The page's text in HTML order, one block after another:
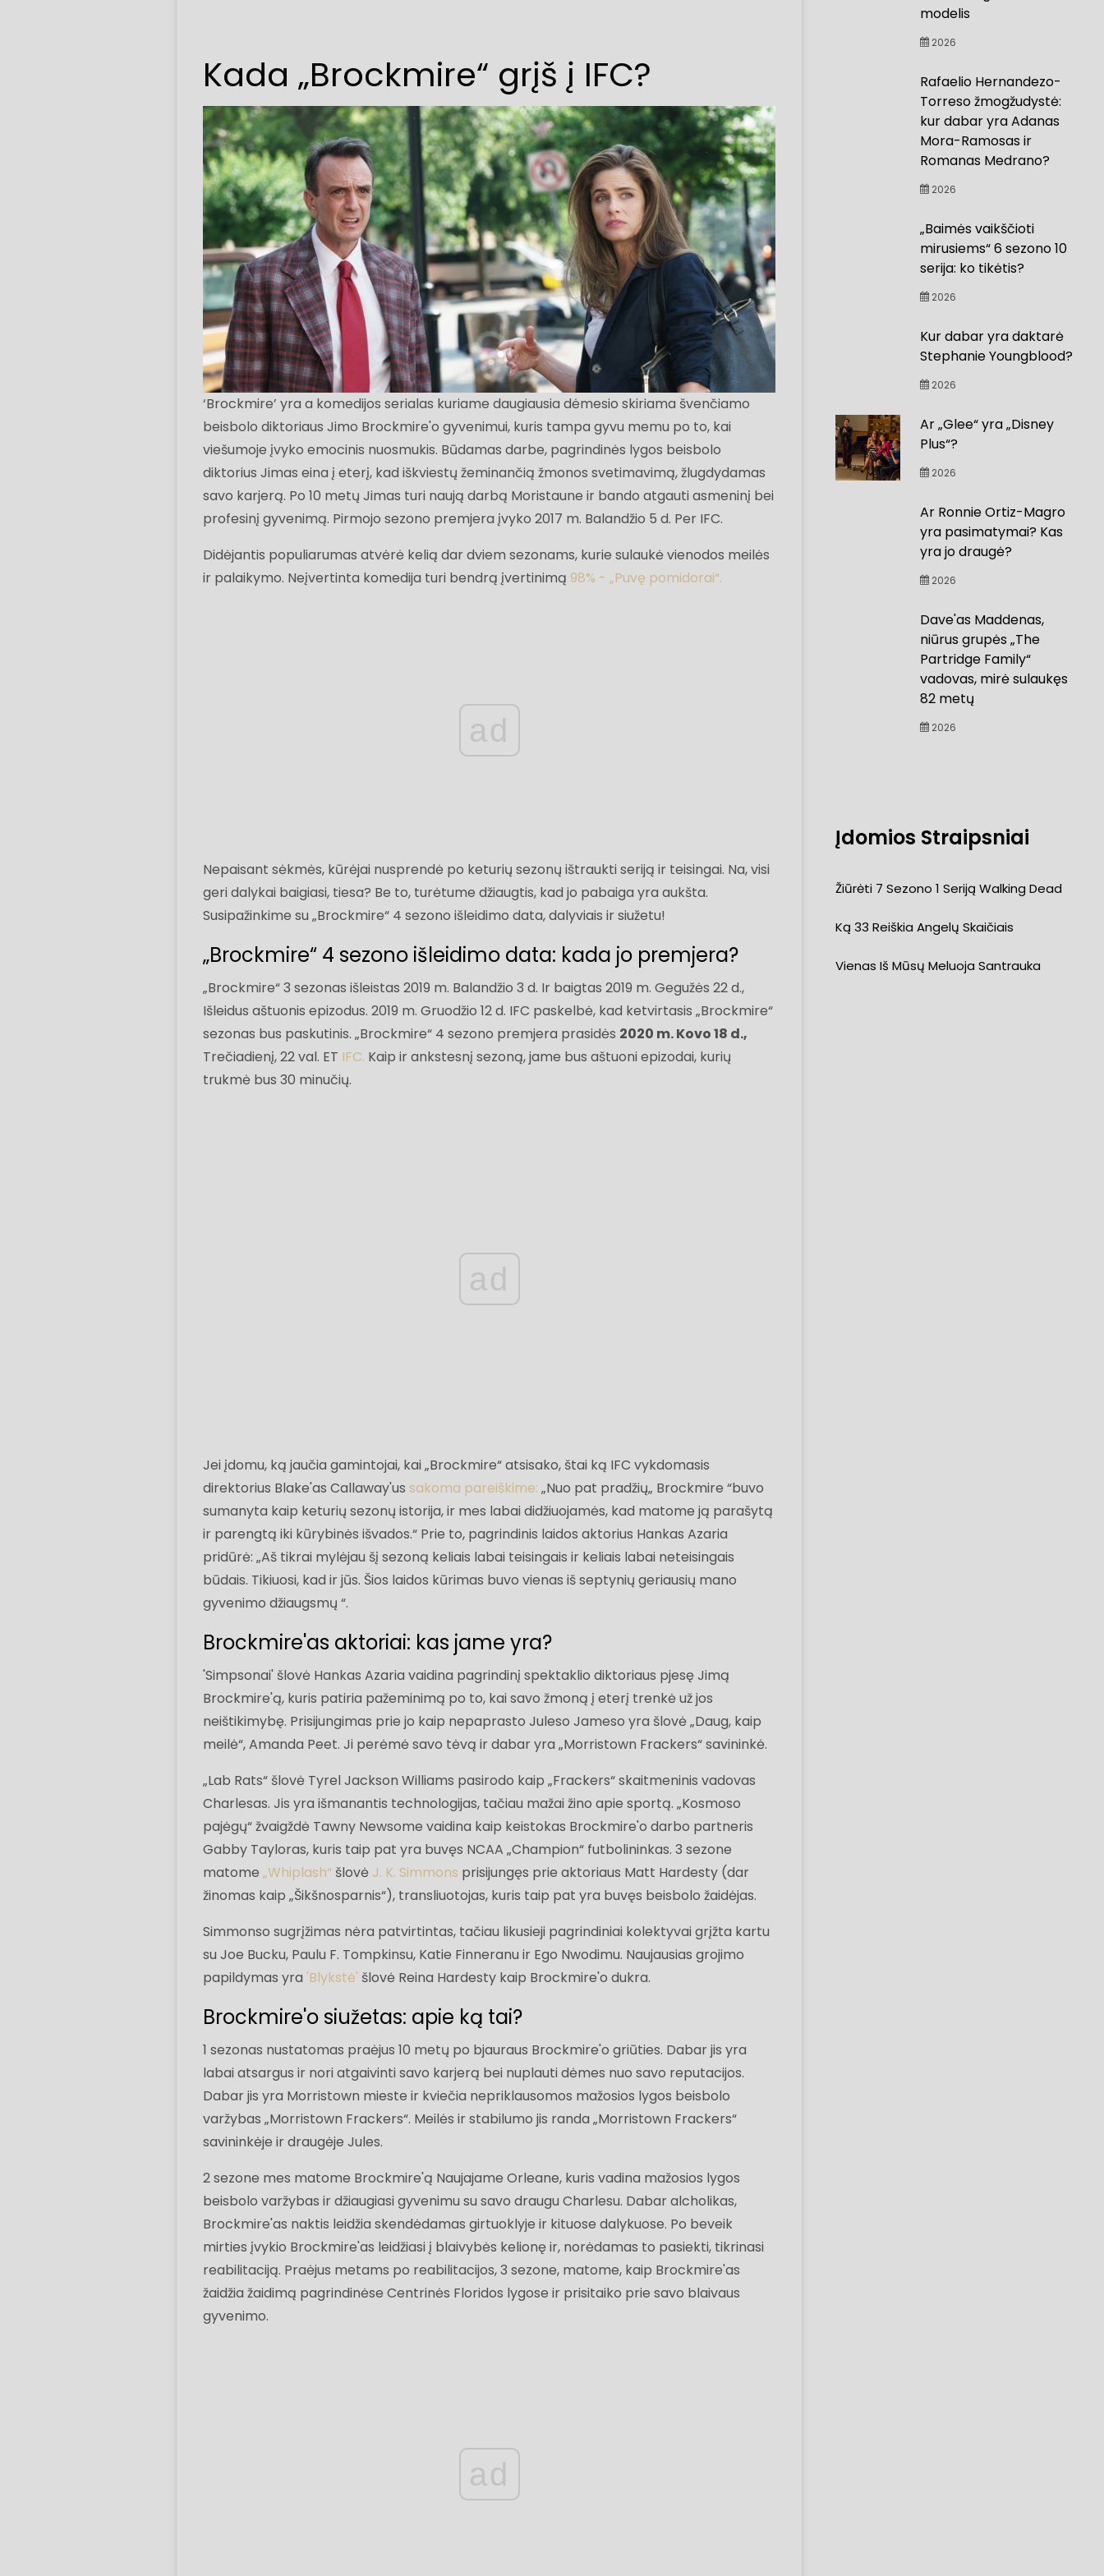
Kada „Brockmire“ grįš į IFC?
‘Brockmire’ yra a komedijos serialas kuriame daugiausia dėmesio skiriama švenčiamo
beisbolo diktoriaus Jimo Brockmire'o gyvenimui, kuris tampa gyvu memu po to, kai
viešumoje įvyko emocinis nuosmukis. Būdamas darbe, pagrindinės lygos beisbolo
diktorius Jimas eina į eterį, kad iškviestų žeminančią žmonos svetimavimą, žlugdydamas
savo karjerą. Po 10 metų Jimas turi naują darbą Moristaune ir bando atgauti asmeninį bei
profesinį gyvenimą. Pirmojo sezono premjera įvyko 2017 m. Balandžio 5 d. Per IFC.
Didėjantis populiarumas atvėrė kelią dar dviem sezonams, kurie sulaukė vienodos meilės
ir palaikymo. Neįvertinta komedija turi bendrą įvertinimą 98% - „Puvę pomidorai“.
ad
Nepaisant sėkmės, kūrėjai nusprendė po keturių sezonų ištraukti seriją ir teisingai. Na, visi
geri dalykai baigiasi, tiesa? Be to, turėtume džiaugtis, kad jo pabaiga yra aukšta.
Susipažinkime su „Brockmire“ 4 sezono išleidimo data, dalyviais ir siužetu!
„Brockmire“ 4 sezono išleidimo data: kada jo premjera?
„Brockmire“ 3 sezonas išleistas 2019 m. Balandžio 3 d. Ir baigtas 2019 m. Gegužės 22 d.,
Išleidus aštuonis epizodus. 2019 m. Gruodžio 12 d. IFC paskelbė, kad ketvirtasis „Brockmire“
sezonas bus paskutinis. „Brockmire“ 4 sezono premjera prasidės 2020 m. Kovo 18 d.,
Trečiadienį, 22 val. ET IFC. Kaip ir ankstesnį sezoną, jame bus aštuoni epizodai, kurių
trukmė bus 30 minučių.
ad
Jei įdomu, ką jaučia gamintojai, kai „Brockmire“ atsisako, štai ką IFC vykdomasis
direktorius Blake'as Callaway'ussakoma pareiškime: „Nuo pat pradžių„ Brockmire “buvo
sumanyta kaip keturių sezonų istorija, ir mes labai didžiuojamės, kad matome ją parašytą
ir parengtą iki kūrybinės išvados.“ Prie to, pagrindinis laidos aktorius Hankas Azaria
pridūrė: „Aš tikrai mylėjau šį sezoną keliais labai teisingais ir keliais labai neteisingais
būdais. Tikiuosi, kad ir jūs. Šios laidos kūrimas buvo vienas iš septynių geriausių mano
gyvenimo džiaugsmų “.
Brockmire'as aktoriai: kas jame yra?
'Simpsonai' šlovė Hankas Azaria vaidina pagrindinį spektaklio diktoriaus pjesę Jimą
Brockmire'ą, kuris patiria pažeminimą po to, kai savo žmoną į eterį trenkė už jos
neištikimybę. Prisijungimas prie jo kaip nepaprasto Juleso Jameso yra šlovė „Daug, kaip
meilė“, Amanda Peet. Ji perėmė savo tėvą ir dabar yra „Morristown Frackers“ savininkė.
„Lab Rats“ šlovė Tyrel Jackson Williams pasirodo kaip „Frackers“ skaitmeninis vadovas
Charlesas. Jis yra išmanantis technologijas, tačiau mažai žino apie sportą. „Kosmoso
pajėgų“ žvaigždė Tawny Newsome vaidina kaip keistokas Brockmire'o darbo partneris
Gabby Tayloras, kuris taip pat yra buvęs NCAA „Champion“ futbolininkas. 3 sezone
matome„Whiplash“ šlovė J. K. Simmons prisijungęs prie aktoriaus Matt Hardesty (dar
žinomas kaip „Šikšnosparnis“), transliuotojas, kuris taip pat yra buvęs beisbolo žaidėjas.
Simmonso sugrįžimas nėra patvirtintas, tačiau likusieji pagrindiniai kolektyvai grįžta kartu
su Joe Bucku, Paulu F. Tompkinsu, Katie Finneranu ir Ego Nwodimu. Naujausias grojimo
papildymas yra'Blykstė' šlovė Reina Hardesty kaip Brockmire'o dukra.
Brockmire'o siužetas: apie ką tai?
1 sezonas nustatomas praėjus 10 metų po bjauraus Brockmire'o griūties. Dabar jis yra
labai atsargus ir nori atgaivinti savo karjerą bei nuplauti dėmes nuo savo reputacijos.
Dabar jis yra Morristown mieste ir kviečia nepriklausomos mažosios lygos beisbolo
varžybas „Morristown Frackers“. Meilės ir stabilumo jis randa „Morristown Frackers“
savininkėje ir draugėje Jules.
2 sezone mes matome Brockmire'ą Naujajame Orleane, kuris vadina mažosios lygos
beisbolo varžybas ir džiaugiasi gyvenimu su savo draugu Charlesu. Dabar alcholikas,
Brockmire'as naktis leidžia skendėdamas girtuoklyje ir kituose dalykuose. Po beveik
mirties įvykio Brockmire'as leidžiasi į blaivybės kelionę ir, norėdamas to pasiekti, tikrinasi
reabilitaciją. Praėjus metams po reabilitacijos, 3 sezone, matome, kaip Brockmire'as
žaidžia žaidimą pagrindinėse Centrinės Floridos lygose ir prisitaiko prie savo blaivaus
gyvenimo.
ad
modelis
2026
Rafaelio Hernandezo-
Torreso žmogžudystė:
kur dabar yra Adanas
Mora-Ramosas ir
Romanas Medrano?
2026
„Baimės vaikščioti
mirusiems“ 6 sezono 10
serija: ko tikėtis?
2026
Kur dabar yra daktarė
Stephanie Youngblood?
2026
Ar „Glee“ yra „Disney
Plus“?
2026
Ar Ronnie Ortiz-Magro
yra pasimatymai? Kas
yra jo draugė?
2026
Dave'as Maddenas,
niūrus grupės „The
Partridge Family“
vadovas, mirė sulaukęs
82 metų
2026
Įdomios Straipsniai
Žiūrėti 7 Sezono 1 Seriją Walking Dead
Ką 33 Reiškia Angelų Skaičiais
Vienas Iš Mūsų Meluoja Santrauka